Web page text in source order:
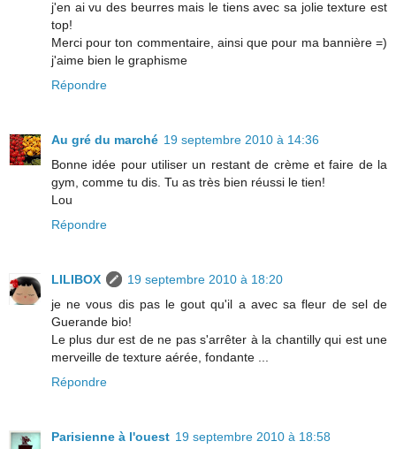
j'en ai vu des beurres mais le tiens avec sa jolie texture est
top!
Merci pour ton commentaire, ainsi que pour ma bannière =)
j'aime bien le graphisme
Répondre
Au gré du marché 19 septembre 2010 à 14:36
Bonne idée pour utiliser un restant de crème et faire de la
gym, comme tu dis. Tu as très bien réussi le tien!
Lou
Répondre
LILIBOX
19 septembre 2010 à 18:20
je ne vous dis pas le gout qu'il a avec sa fleur de sel de
Guerande bio!
Le plus dur est de ne pas s'arrêter à la chantilly qui est une
merveille de texture aérée, fondante ...
Répondre
Parisienne à l'ouest 19 septembre 2010 à 18:58